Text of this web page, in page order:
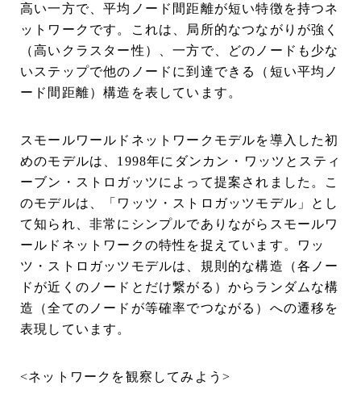
高い一方で、平均ノード間距離が短い特徴を持つネ
ットワークです。これは、局所的なつながりが強く
（高いクラスター性）、一方で、どのノードも少な
いステップで他のノードに到達できる（短い平均ノ
ード間距離）構造を表しています。
スモールワールドネットワークモデルを導入した初
めのモデルは、1998年にダンカン・ワッツとスティ
ーブン・ストロガッツによって提案されました。こ
のモデルは、「ワッツ・ストロガッツモデル」とし
て知られ、非常にシンプルでありながらスモールワ
ールドネットワークの特性を捉えています。ワッ
ツ・ストロガッツモデルは、規則的な構造（各ノー
ドが近くのノードとだけ繋がる）からランダムな構
造（全てのノードが等確率でつながる）への遷移を
表現しています。
<ネットワークを観察してみよう>